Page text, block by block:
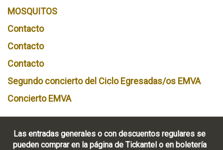
MOSQUITOS
Contacto
Contacto
Contacto
Segundo concierto del Ciclo Egresadas/os EMVA
Concierto EMVA
Las entradas generales o con descuentos regulares se
pueden comprar en la página de Tickantel o en boletería